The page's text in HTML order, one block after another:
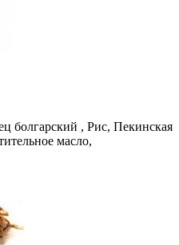
болгарский , Рис, Пекинская
масло,